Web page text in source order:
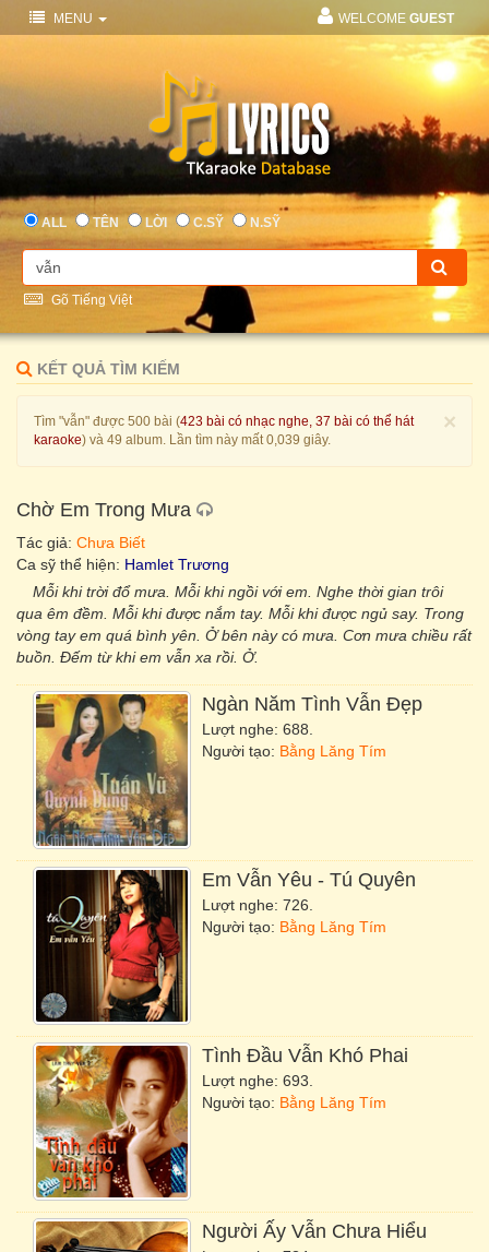
MENU WELCOME GUEST
ALL TÊN LỜI C.SỸ N.SỸ
Gõ Tiếng Việt
KẾT QUẢ TÌM KIẾM
×
Tìm "vẫn" được 500 bài (423 bài có nhạc nghe, 37 bài có thể hát
karaoke) và 49 album. Lần tìm này mất 0,039 giây.
Chờ Em Trong Mưa
Tác giả: Chưa Biết
Ca sỹ thể hiện: Hamlet Trương
Mỗi khi trời đổ mưa. Mỗi khi ngồi với em. Nghe thời gian trôi
qua êm đềm. Mỗi khi được nắm tay. Mỗi khi được ngủ say. Trong
vòng tay em quá bình yên. Ở bên này có mưa. Cơn mưa chiều rất
buồn. Đếm từ khi em vẫn xa rồi. Ở.
Ngàn Năm Tình Vẫn Đẹp
Lượt nghe: 688.
Người tạo: Bằng Lăng Tím
Em Vẫn Yêu - Tú Quyên
Lượt nghe: 726.
Người tạo: Bằng Lăng Tím
Tình Đầu Vẫn Khó Phai
Lượt nghe: 693.
Người tạo: Bằng Lăng Tím
Người Ấy Vẫn Chưa Hiểu